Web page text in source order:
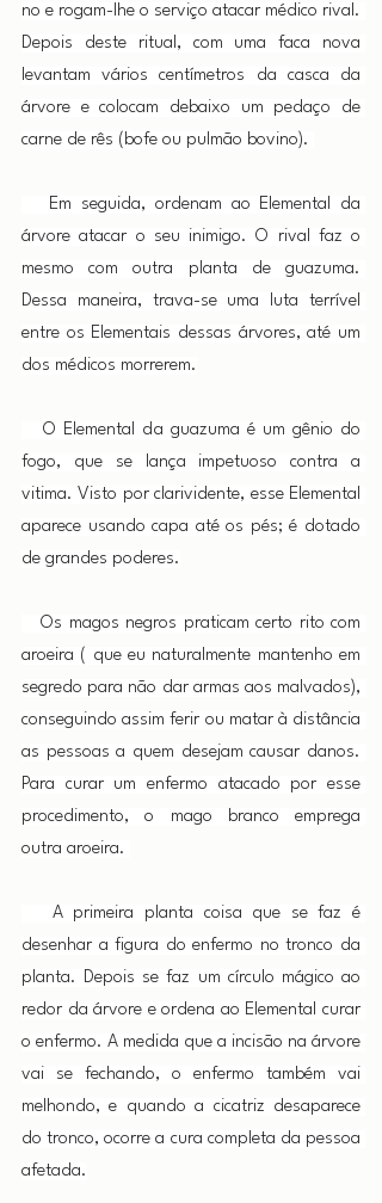
no e rogam-lhe o serviço atacar médico rival.
Depois deste ritual, com uma faca nova
levantam vários centímetros da casca da
árvore e colocam debaixo um pedaço de
carne de rês (bofe ou pulmão bovino).
Em seguida, ordenam ao Elemental da
árvore atacar o seu inimigo. O rival faz o
mesmo com outra planta de guazuma.
Dessa maneira, trava-se uma luta terrível
entre os Elementais dessas árvores, até um
dos médicos morrerem.
O Elemental da guazuma é um gênio do
fogo, que se lança impetuoso contra a
vitima. Visto por clarividente, esse Elemental
aparece usando capa até os pés; é dotado
de grandes poderes.
Os magos negros praticam certo rito com
aroeira ( que eu naturalmente mantenho em
segredo para não dar armas aos malvados),
conseguindo assim ferir ou matar à distância
as pessoas a quem desejam causar danos.
Para curar um enfermo atacado por esse
procedimento, o mago branco emprega
outra aroeira.
A primeira planta coisa que se faz é
desenhar a figura do enfermo no tronco da
planta. Depois se faz um círculo mágico ao
redor da árvore e ordena ao Elemental curar
o enfermo. A medida que a incisão na árvore
vai se fechando, o enfermo também vai
melhondo, e quando a cicatriz desaparece
do tronco, ocorre a cura completa da pessoa
afetada.